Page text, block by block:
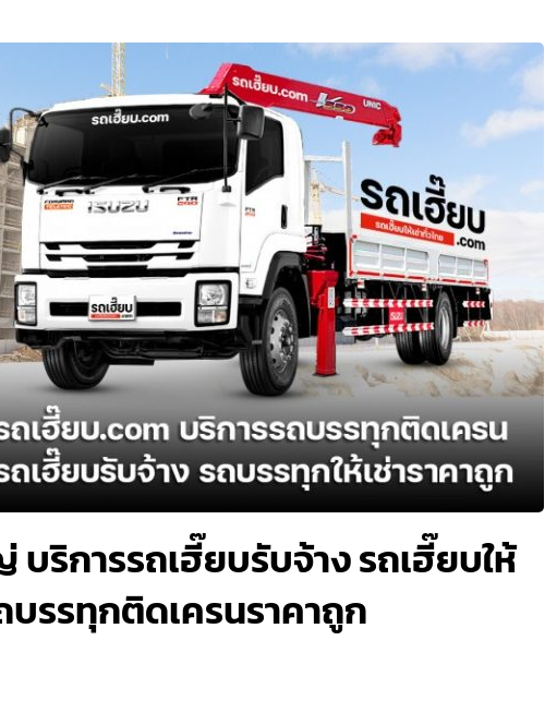
ริการรถเฮี๊ยบรับจ้าง รถเฮี๊ยบให้
ถบรรทุกติดเครนราคาถูก